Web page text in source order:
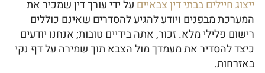
ייצוג חיילים בבתי דין צבאיים על ידי עורך דין שמכיר את
המערכת מבפנים ויודע להגיע להסדרים שאינם כוללים
רישום פלילי מלא. זכור, אתה בידיים טובות; אנחנו יודעים
כיצד להסדיר את מעמדך מול הצבא תוך שמירה על דף נקי
באזרחות.